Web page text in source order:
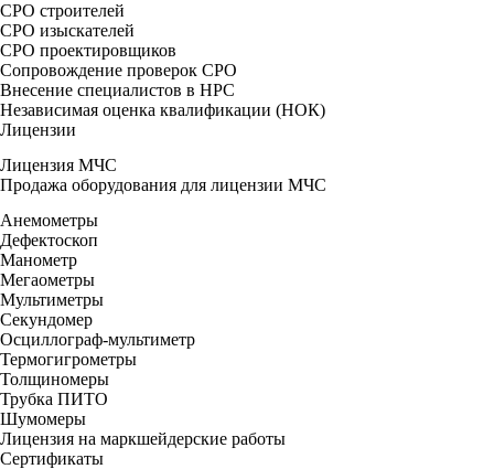
СРО строителей
СРО изыскателей
СРО проектировщиков
Сопровождение проверок СРО
Внесение специалистов в НРС
Независимая оценка квалификации (НОК)
Лицензии
Лицензия МЧС
Продажа оборудования для лицензии МЧС
Анемометры
Дефектоскоп
Манометр
Мегаометры
Мультиметры
Секундомер
Осциллограф-мультиметр
Термогигрометры
Толщиномеры
Трубка ПИТО
Шумомеры
Лицензия на маркшейдерские работы
Сертификаты